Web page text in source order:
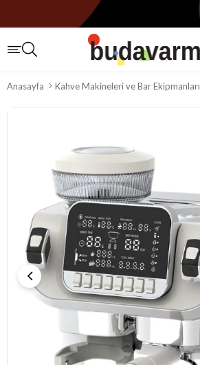
Anasayfa Kahve Makineleri ve Bar Ekipmanları